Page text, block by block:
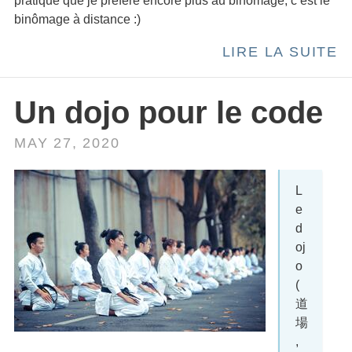
binômage à distance :)
LIRE LA SUITE
Un dojo pour le code
MAY 27, 2020
L
e
d
oj
o
(
道
場
,